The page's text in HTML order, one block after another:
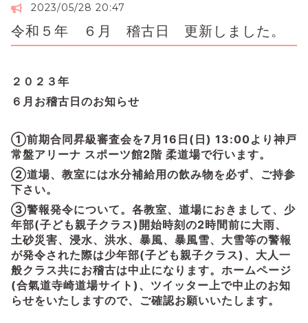
2023/05/28 20:47
令和５年 ６月 稽古日 更新しました。
２０２３年
６月お稽古日のお知らせ
①前期合同昇級審査会を7月16日(日) 13:00より 神戸
常盤アリーナ スポーツ館2階 柔道場で行います。
②道場、教室には水分補給用の飲み物を必ず、ご持参
下さい。
③警報発令について。 各教室、道場におきまして、少
年部(子ども親子クラス)開始時刻の2時間前に大雨、
土砂災害、浸水、洪水、暴風、暴風雪、大雪等の警報
が発令された際は少年部(子ども親子クラス)、大人一
般クラス共にお稽古は中止になります。ホームページ
(合氣道寺崎道場サイト)、ツイッター上で中止のお知
らせをいたしますので、ご確認お願いいたします。